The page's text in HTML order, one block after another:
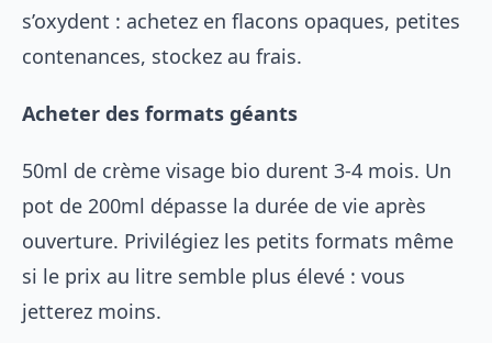
s’oxydent : achetez en flacons opaques, petites
contenances, stockez au frais.
Acheter des formats géants
50ml de crème visage bio durent 3-4 mois. Un
pot de 200ml dépasse la durée de vie après
ouverture. Privilégiez les petits formats même
si le prix au litre semble plus élevé : vous
jetterez moins.